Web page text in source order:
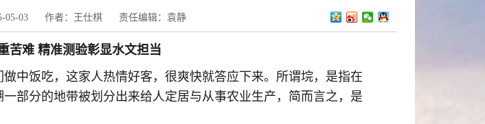
05-03 作者：王仕棋 责任编辑：袁静
苦难 精准测验彰显水文担当
中饭吃，这家人热情好客，很爽快就答应下来。所谓垸，是指在
部分的地带被划分出来给人定居与从事农业生产，简而言之，是